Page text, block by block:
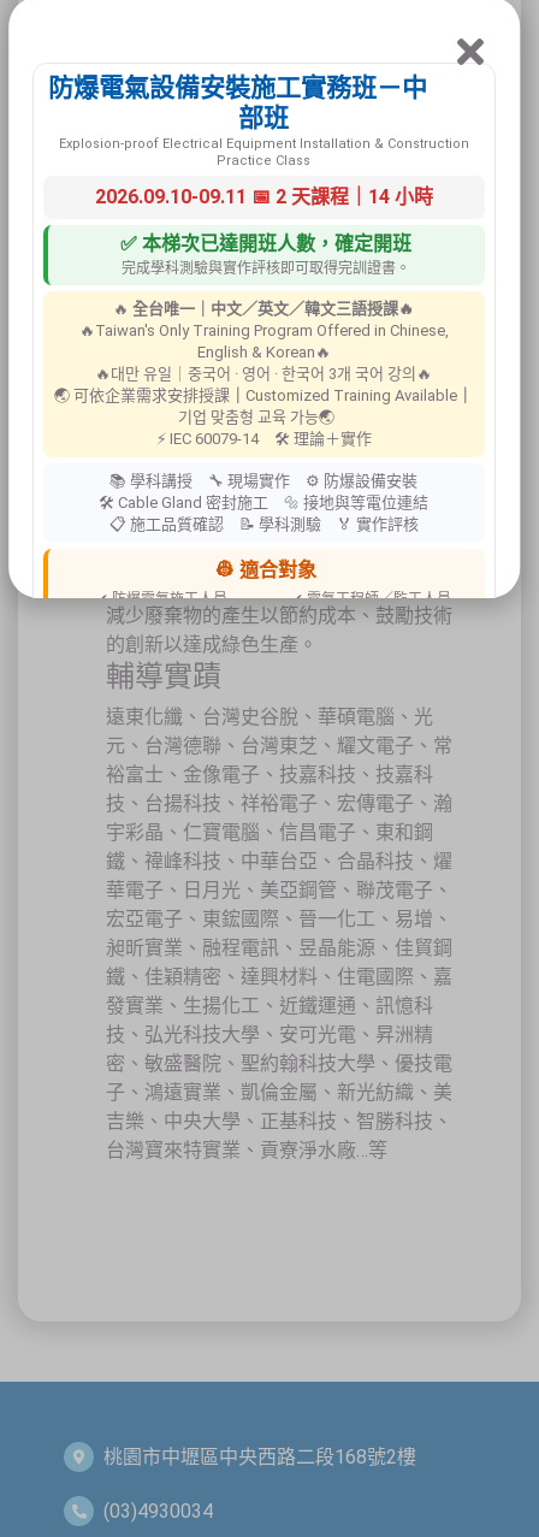
國際標準組織 (ISO International
Organization for Standardiation)繼成功地
推出ISO 9000品質管理系統系列標準
後，緊接著進行 ISO 14001環境管理系列
標準之制定，在1996年首先公佈第一個
版本，並於2015年改版成新版的環境管
理系統標準(ISO 14001)，以提供產業建
立國際認同的環境管理準則及驗證規範。
而ISO 14001環境管理標準之架構則環繞
在追求持續改善及追求績效的 PDCA
(Plan-Do-Check-Act) 管理模式之中。其
優點包括：系統性地落實環保措施、提高
企業之綠色形象及增進公眾關係、改進操
作技術以降低營運成本、有效減少整體環
境風險、節省能源和原物料的消耗成本、
減少廢棄物的產生以節約成本、鼓勵技術
的創新以達成綠色生產。
輔導實蹟
遠東化纖、台灣史谷脫、華碩電腦、光
元、台灣德聯、台灣東芝、耀文電子、常
裕富士、金像電子、技嘉科技、技嘉科
技、台揚科技、祥裕電子、宏傳電子、瀚
宇彩晶、仁寶電腦、信昌電子、東和鋼
鐵、禕峰科技、中華台亞、合晶科技、燿
華電子、日月光、美亞鋼管、聯茂電子、
宏亞電子、東鋐國際、晉一化工、易增、
昶昕實業、融程電訊、昱晶能源、佳貿鋼
鐵、佳穎精密、達興材料、住電國際、嘉
發實業、生揚化工、近鐵運通、訊憶科
技、弘光科技大學、安可光電、昇洲精
密、敏盛醫院、聖約翰科技大學、優技電
子、鴻遠實業、凱倫金屬、新光紡織、美
吉樂、中央大學、正基科技、智勝科技、
台灣寶來特實業、貢寮淨水廠…等
桃園市中壢區中央西路二段168號2樓
(03)4930034
防爆電氣設備安裝施工實務班－中
部班
Explosion-proof Electrical Equipment Installation & Construction
Practice Class
2026.09.10-09.11 📅 2 天課程｜14 小時
✅ 本梯次已達開班人數，確定開班
完成學科測驗與實作評核即可取得完訓證書。
🔥全台唯一｜中文／英文／韓文三語授課🔥
🔥Taiwan's Only Training Program Offered in Chinese,
English & Korean🔥
🔥대만 유일｜중국어 · 영어 · 한국어 3개 국어 강의🔥
🌏 可依企業需求安排授課
Customized Training Available
기업 맞춤형 교육 가능🌏
⚡ IEC 60079-14 🛠 理論＋實作
📚 學科講授 🔧 現場實作 ⚙ 防爆設備安裝
🛠 Cable Gland 密封施工 🔩 接地與等電位連結
📋 施工品質確認 📝 學科測驗 🏅 實作評核
👷 適合對象
✔ 防爆電氣施工人員
✔ 電氣工程師／監工人員
✔ 設備維護人員
✔ 工程承攬商
✔ 工廠設備管理人員
📍 上課地點／主辦資訊
祐昕技術股份有限公司（祐大-台中分公司）
40458 臺中市北區中清路一段100號9樓
主辦單位
台灣省工商安全衛生協會
技術協辦
祐大技術顧問股份有限公司
防爆安全聯合教育訓練中心（ExTW）
協辦單位
三左興業股份有限公司（SANCTITY）
🚗 交通資訊
🚄 建議搭乘高鐵至臺中站後轉乘計程車
🚘 停車位有限，建議共乘或搭乘大眾運輸工具
🌱 大眾運輸每人每公里約可減少 67% 碳排放
🔥 線上報名｜火速搶位
關閉